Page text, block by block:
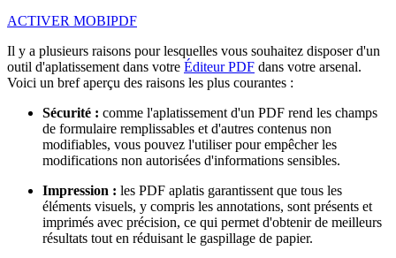
ACTIVER MOBIPDF
Il y a plusieurs raisons pour lesquelles vous souhaitez disposer d'un
outil d'aplatissement dans votre Éditeur PDF dans votre arsenal.
Voici un bref aperçu des raisons les plus courantes :
Sécurité : comme l'aplatissement d'un PDF rend les champs
de formulaire remplissables et d'autres contenus non
modifiables, vous pouvez l'utiliser pour empêcher les
modifications non autorisées d'informations sensibles.
Impression : les PDF aplatis garantissent que tous les
éléments visuels, y compris les annotations, sont présents et
imprimés avec précision, ce qui permet d'obtenir de meilleurs
résultats tout en réduisant le gaspillage de papier.